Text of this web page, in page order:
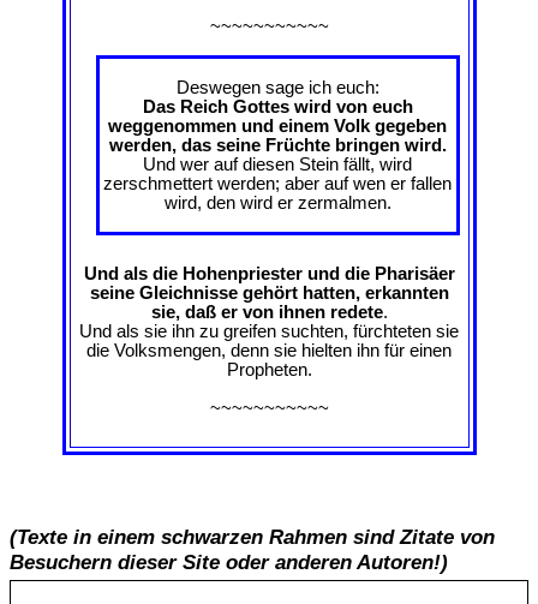
~~~~~~~~~~~
Deswegen sage ich euch:
Das Reich Gottes wird von euch
weggenommen und einem Volk gegeben
werden, das seine Früchte bringen wird.
Und wer auf diesen Stein fällt, wird
zerschmettert werden; aber auf wen er fallen
wird, den wird er zermalmen.
Und als die Hohenpriester und die Pharisäer
seine Gleichnisse gehört hatten, erkannten
sie, daß er von ihnen redete.
Und als sie ihn zu greifen suchten, fürchteten sie
die Volksmengen, denn sie hielten ihn für einen
Propheten.
~~~~~~~~~~~
(Texte in einem schwarzen Rahmen sind Zitate von
Besuchern dieser Site oder anderen Autoren!)